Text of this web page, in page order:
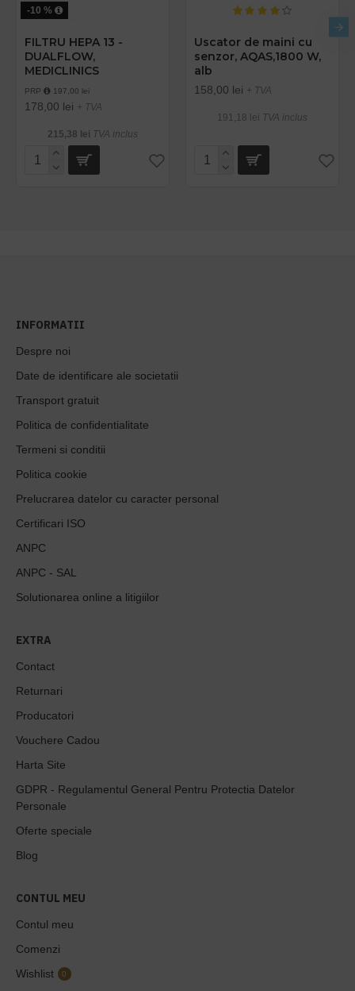
-10 %
FILTRU HEPA 13 -
DUALFLOW,
MEDICLINICS
PRP 197,00 lei
178,00 lei + TVA
215,38 lei TVA inclus
Uscator de maini cu
senzor, AQAS,1800 W,
alb
158,00 lei + TVA
191,18 lei TVA inclus
INFORMATII
Despre noi
Date de identificare ale societatii
Transport gratuit
Politica de confidentialitate
Termeni si conditii
Politica cookie
Prelucrarea datelor cu caracter personal
Certificari ISO
ANPC
ANPC - SAL
Solutionarea online a litigiilor
EXTRA
Contact
Returnari
Producatori
Vouchere Cadou
Harta Site
GDPR - Regulamentul General Pentru Protectia Datelor
Personale
Oferte speciale
Blog
CONTUL MEU
Contul meu
Comenzi
Wishlist
0